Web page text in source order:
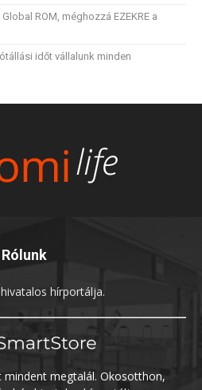
ROM, méghozzá EZEKRE a
időt vállalunk minden
Rólunk
hivatalos hírportálja.
mindent megtalál. Okosotthon,